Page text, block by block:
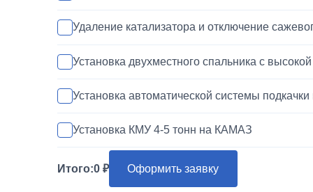
Удаление катализатора и отключение
Установка двухместного спальника с
Установка автоматической системы
Установка КМУ 4-5 тонн на КАМАЗ
Установка запасного колеса на КАМАЗ
Итого:0 Оформить заявку